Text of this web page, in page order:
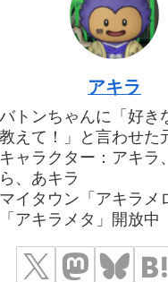
アキラ
バトンちゃんに「好き
教えて！」と言わせた
キャラクター：アキラ
ら、あキラ
マイタウン「アキラメ
「アキラメタ」開放中